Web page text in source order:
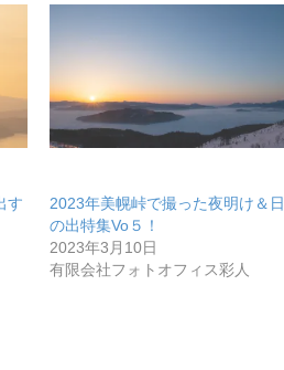
海道オンラインアジト】
す
2023年美幌峠で撮った夜明け＆日
の出特集Vo５！
2023年3月10日
有限会社フォトオフィス彩人